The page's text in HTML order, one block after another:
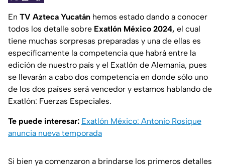
En TV Azteca Yucatán hemos estado dando a conocer
todos los detalle sobre Exatlón México 2024, el cual
tiene muchas sorpresas preparadas y una de ellas es
específicamente la competencia que habrá entre la
edición de nuestro país y el Exatlón de Alemania, pues
se llevarán a cabo dos competencia en donde sólo uno
de los dos países será vencedor y estamos hablando de
Exatlón: Fuerzas Especiales.
Te puede interesar: Exatlón México: Antonio Rosique
anuncia nueva temporada
Si bien ya comenzaron a brindarse los primeros detalles